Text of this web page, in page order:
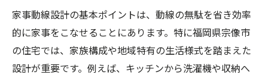
一級建築士が語る使いやすい収納の考え方
間取りの工夫で家事効率が劇的に向上
一級建築士が薦める効率的な間取り設計法
家事動線を重視した間取りの工夫と実例
家事動線設計の基本ポイントは、動線の無駄を省き効率
的に家事をこなせることにあります。特に福岡県宗像市
の住宅では、家族構成や地域特有の生活様式を踏まえた
設計が重要です。例えば、キッチンから洗濯機や収納へ